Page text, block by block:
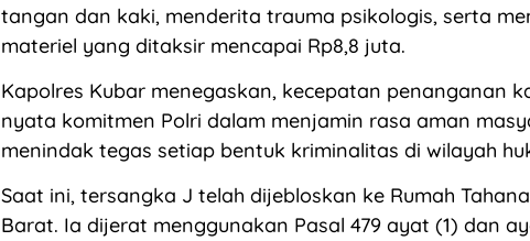
tangan dan kaki, menderita trauma psikologis, serta
materiel yang ditaksir mencapai Rp8,8 juta.
Kapolres Kubar menegaskan, kecepatan penanganan
nyata komitmen Polri dalam menjamin rasa aman
menindak tegas setiap bentuk kriminalitas di wilayah
Saat ini, tersangka J telah dijebloskan ke Rumah
Barat. Ia dijerat menggunakan Pasal 479 ayat (1) dan